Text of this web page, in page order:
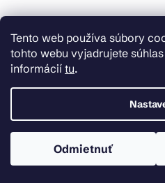
Tento web používa súbory
tohto webu vyjadrujete
informácií tu.
Odmietnuť
p
Inšpiračné
Doprava zdarma
Nakúpte nad 300 € alebo vyberajte tovar s
nechajte kompletne na nás.